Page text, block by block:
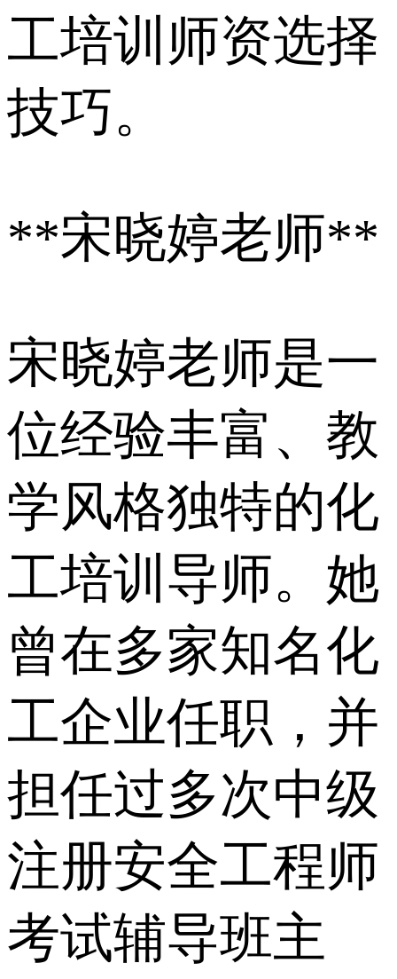
工培训师资选择
技巧。
**宋晓婷老师**
宋晓婷老师是一
位经验丰富、教
学风格独特的化
工培训导师。她
曾在多家知名化
工企业任职，并
担任过多次中级
注册安全工程师
考试辅导班主